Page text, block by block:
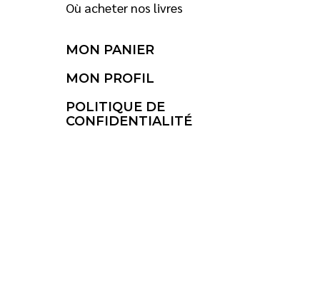
Où acheter nos livres
MON PANIER
MON PROFIL
POLITIQUE DE
CONFIDENTIALITÉ